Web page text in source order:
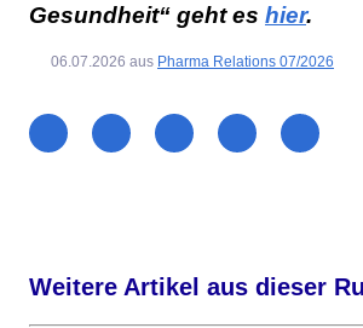
Gesundheit“ geht es hier.
06.07.2026 aus Pharma Relations 07/2026
Weitere Artikel aus dieser